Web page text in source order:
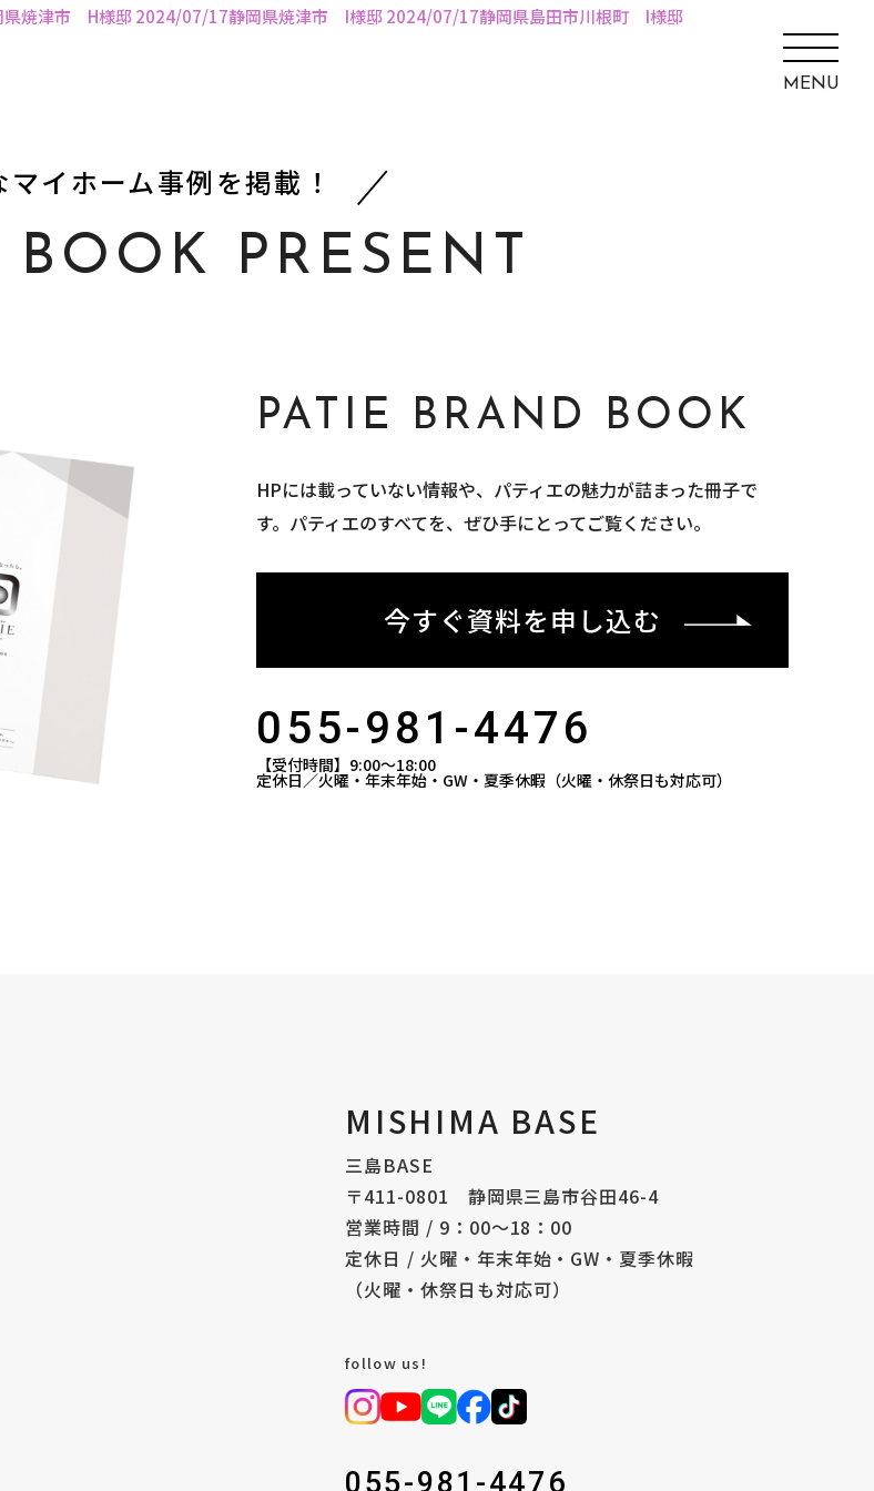
MENU
焼津市 H様邸2024/07/17静岡県焼津市 I様邸2024/07/17静岡県島田市川根町 I様邸
マイホーム事例を掲載！
PRESENT
PATIE BRAND BOOK
HPには載っていない情報や、パティエの魅力が詰まった冊子で
す。パティエのすべてを、ぜひ手にとってご覧ください。
今すぐ資料を申し込む
055-981-4476
【受付時間】9:00〜18:00
定休日／火曜・年末年始・GW・夏季休暇（火曜・休祭日も対応可）
MISHIMA BASE
三島BASE
〒411-0801 静岡県三島市谷田46-4
営業時間 / 9：00〜18：00
定休日 / 火曜・年末年始・GW・夏季休暇
（火曜・休祭日も対応可）
follow us!
055-981-4476